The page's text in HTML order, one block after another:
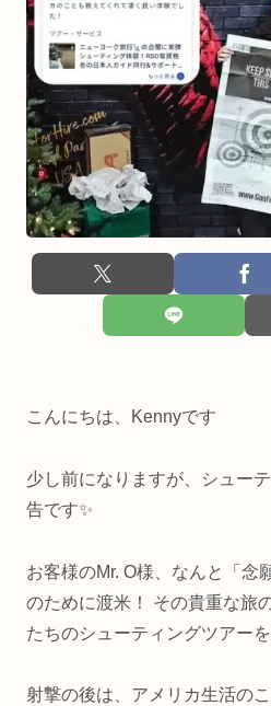
こんにちは、Kennyです
少し前になりますが、シュー
告です✨
お客様のMr. O様、なんと「念
のために渡米！ その貴重な旅
たちのシューティングツアー
射撃の後は、アメリカ生活の